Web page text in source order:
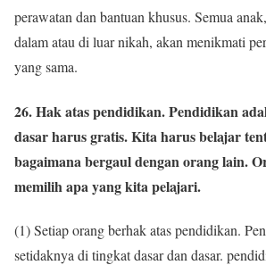
perawatan dan bantuan khusus. Semua
dalam atau di luar nikah, akan menikmati
yang sama.
26. Hak atas pendidikan. Pendidikan
dasar harus gratis. Kita harus belajar
bagaimana bergaul dengan orang lain.
memilih apa yang kita pelajari.
(1) Setiap orang berhak atas pendidikan.
setidaknya di tingkat dasar dan dasar.